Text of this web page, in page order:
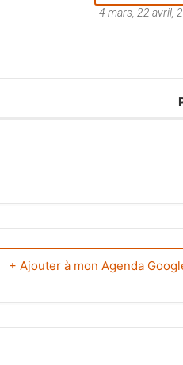
4 mars, 22 avril,
+ Ajouter à mon Agenda